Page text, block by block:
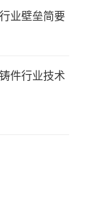
业壁垒简要
件行业技术